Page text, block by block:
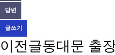
답변
글쓰기
이전글동대문 출